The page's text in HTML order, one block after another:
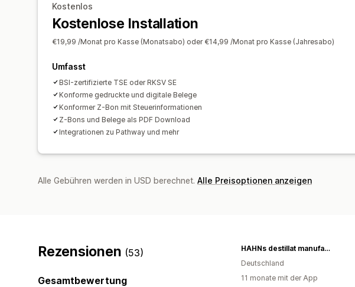
Kostenlos
Kostenlose Installation
€19,99 /Monat pro Kasse (Monatsabo) oder €14,99 /Monat pro Kasse (Jahresabo)
Umfasst
BSI-zertifizierte TSE oder RKSV SE
Konforme gedruckte und digitale Belege
Konformer Z-Bon mit Steuerinformationen
Z-Bons und Belege als PDF Download
Integrationen zu Pathway und mehr
Alle Gebühren werden in USD berechnet. Alle Preisoptionen anzeigen
Rezensionen (53)
Gesamtbewertung
HAHNs destillat manufaktur
Deutschland
11 monate mit der App